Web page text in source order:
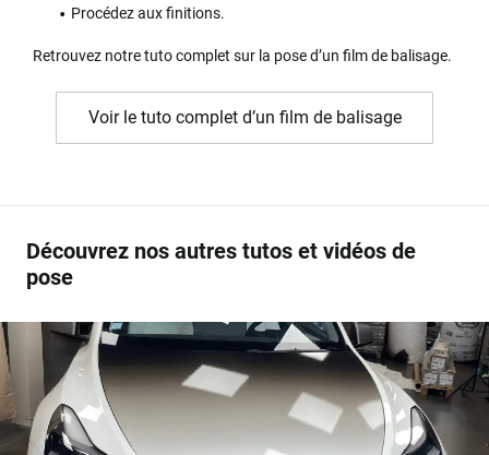
Procédez aux finitions.
Retrouvez notre tuto complet sur la pose d’un film de balisage.
Voir le tuto complet d’un film de balisage
Découvrez nos autres tutos et vidéos de
pose